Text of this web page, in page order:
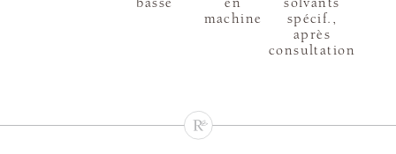
machine
spécif.,
après
consultation